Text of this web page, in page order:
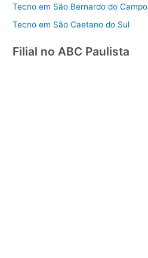
Tecno em São Bernardo do Campo
Tecno em São Caetano do Sul
Filial no ABC Paulista